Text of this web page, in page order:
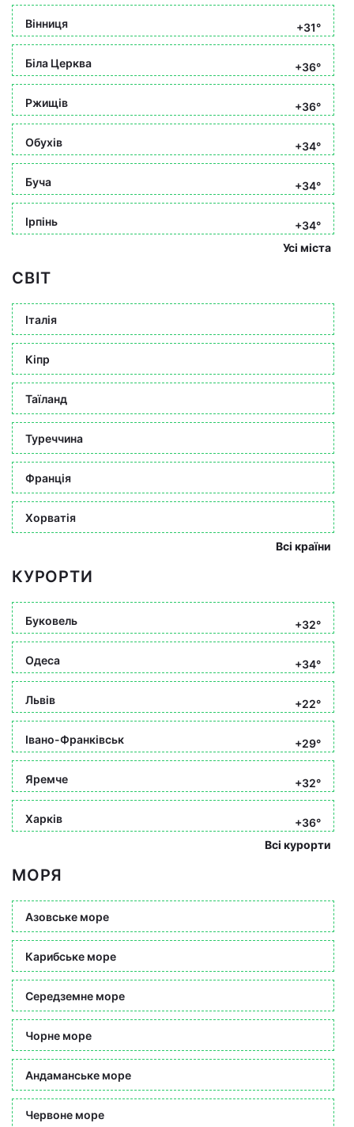
Вінниця +31°
Біла Церква +36°
Ржищів +36°
Обухів +34°
Буча +34°
Ірпінь
+34°
Усі міста
СВІТ
Італія
Кіпр
Таїланд
Туреччина
Франція
Хорватія
Всі країни
КУРОРТИ
Буковель +32°
Одеса +34°
Львів +22°
Івано-Франківськ +29°
Яремче +32°
Харків
+36°
Всі курорти
МОРЯ
Азовське море
Карибське море
Середземне море
Чорне море
Андаманське море
Червоне море